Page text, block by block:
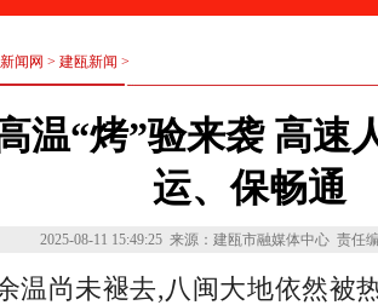
闻网 > 建瓯新闻 >
温“烤”验来袭 高速
运、保畅通
2025-08-11 15:49:25 来源：建瓯市融媒体中心 责任
温尚未褪去,八闽大地依然被